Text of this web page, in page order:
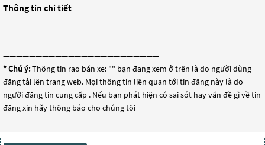
Thông tin chi tiết
————————————————————————
* Chú ý:Thông tin rao bán xe: "" bạn đang xem ở trên là do người dùng
đăng tải lên trang web. Mọi thông tin liên quan tới tin đăng này là do
người đăng tin cung cấp . Nếu bạn phát hiện có sai sót hay vấn đề gì về tin
đăng xin hãy thông báo cho chúng tôi